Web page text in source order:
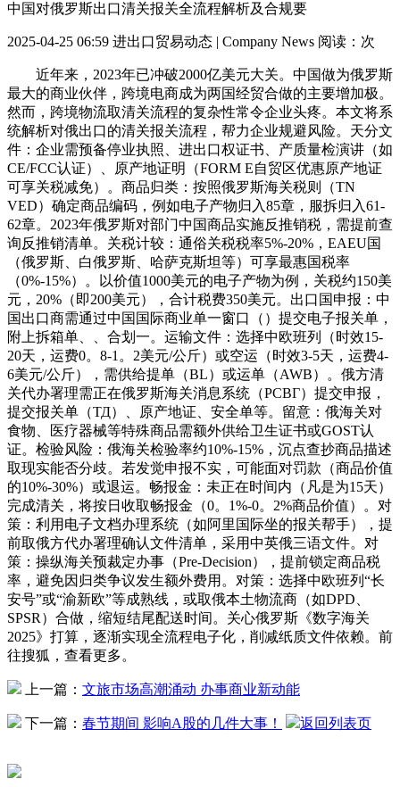
中国对俄罗斯出口清关报关全流程解析及合规要
2025-04-25 06:59 进出口贸易动态 | Company News 阅读： 次
近年来，2023年已冲破2000亿美元大关。中国做为俄罗斯
最大的商业伙伴，跨境电商成为两国经贸合做的主要增加极。
然而，跨境物流取清关流程的复杂性常令企业头疼。本文将系
统解析对俄出口的清关报关流程，帮力企业规避风险。天分文
件：企业需预备停业执照、进出口权证书、产质量检演讲（如
CE/FCC认证）、原产地证明（FORM E自贸区优惠原产地证
可享关税减免）。商品归类：按照俄罗斯海关税则（TN
VED）确定商品编码，例如电子产物归入85章，服拆归入61-
62章。2023年俄罗斯对部门中国商品实施反推销税，需提前查
询反推销清单。关税计较：通俗关税税率5%-20%，EAEU国
（俄罗斯、白俄罗斯、哈萨克斯坦等）可享最惠国税率
（0%-15%）。以价值1000美元的电子产物为例，关税约150美
元，20%（即200美元），合计税费350美元。出口国申报：中
国出口商需通过中国国际商业单一窗口（）提交电子报关单，
附上拆箱单、、合划一。运输文件：选择中欧班列（时效15-
20天，运费0。8-1。2美元/公斤）或空运（时效3-5天，运费4-
6美元/公斤），需供给提单（BL）或运单（AWB）。俄方清
关代办署理需正在俄罗斯海关消息系统（РСВГ）提交申报，
提交报关单（ТД）、原产地证、安全单等。留意：俄海关对
食物、医疗器械等特殊商品需额外供给卫生证书或GOST认
证。检验风险：俄海关检验率约10%-15%，沉点查抄商品描述
取现实能否分歧。若发觉申报不实，可能面对罚款（商品价值
的10%-30%）或退运。畅报金：未正在时间内（凡是为15天）
完成清关，将按日收取畅报金（0。1%-0。2%商品价值）。对
策：利用电子文档办理系统（如阿里国际坐的报关帮手），提
前取俄方代办署理确认文件清单，采用中英俄三语文件。对
策：操纵海关预裁定办事（Pre-Decision），提前锁定商品税
率，避免因归类争议发生额外费用。对策：选择中欧班列“长
安号”或“渝新欧”等成熟线，或取俄本土物流商（如DPD、
SPSR）合做，缩短结尾配送时间。关心俄罗斯《数字海关
2025》打算，逐渐实现全流程电子化，削减纸质文件依赖。前
往搜狐，查看更多。
上一篇： 文旅市场高潮涌动 办事商业新动能
下一篇： 春节期间 影响A股的几件大事！ 返回列表页